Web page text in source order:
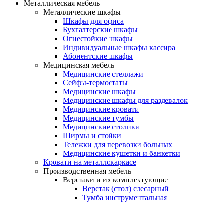
Металлическая мебель
Металлические шкафы
Шкафы для офиса
Бухгалтерские шкафы
Огнестойкие шкафы
Индивидуальные шкафы кассира
Абонентские шкафы
Медицинская мебель
Медицинские стеллажи
Сейфы-термостаты
Медицинские шкафы
Медицинские шкафы для раздевалок
Медицинские кровати
Медицинские тумбы
Медицинские столики
Ширмы и стойки
Тележки для перевозки больных
Медицинские кушетки и банкетки
Кровати на металлокаркасе
Производственная мебель
Верстаки и их комплектующие
Верстак (стол) слесарный
Тумба инструментальная